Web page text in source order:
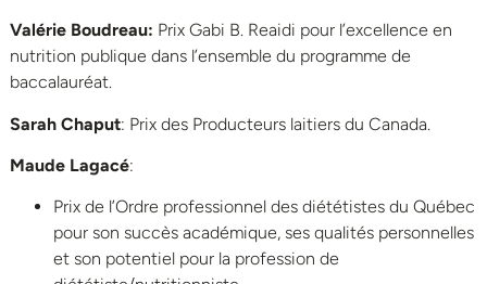
Valérie Boudreau: Prix Gabi B. Reaidi pour l’excellence en
nutrition publique dans l’ensemble du programme de
baccalauréat.
Sarah Chaput: Prix des Producteurs laitiers du Canada.
Maude Lagacé:
Prix de l’Ordre professionnel des diététistes du Québec
pour son succès académique, ses qualités personnelles
et son potentiel pour la profession de